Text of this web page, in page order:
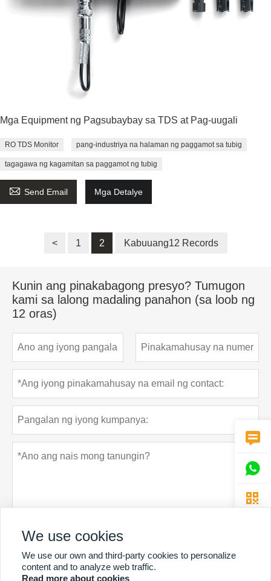
Mga Equipment ng Pagsubaybay sa TDS at Pag-uugali
RO TDS Monitor pang-industriya na halaman ng paggamot sa tubig
tagagawa ng kagamitan sa paggamot ng tubig
 Send Email Mga Detalye
< 1 2 Kabuuang12 Records
Kunin ang pinakabagong presyo? Tumugon
kami sa lalong madaling panahon (sa loob ng
12 oras)
Ipasa Patakaran sa privacy



We use cookies
We use our own and third-party cookies to personalize
content and to analyze web traffic.
Read more about cookies